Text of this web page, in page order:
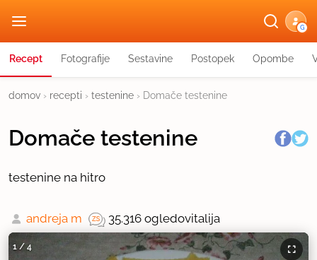
G
Recept Fotografije Sestavine Postopek Opombe
domov › recepti › testenine › Domače testenine
Domače testenine
testenine na hitro
andreja m 35.316 ogledovitalija
1 / 4